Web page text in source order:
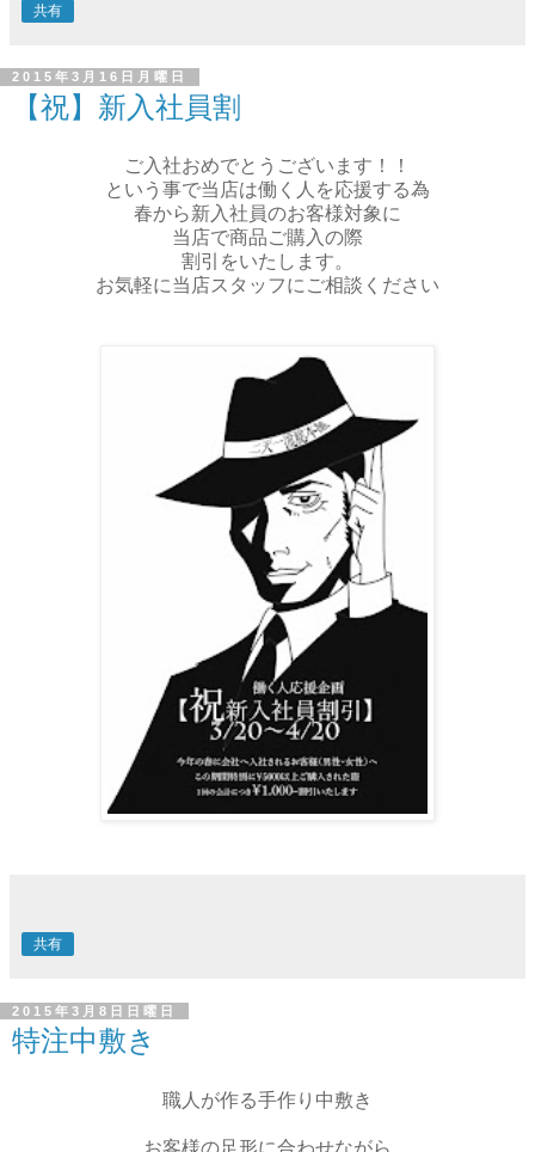
共有
2015年3月16日月曜日
【祝】新入社員割
ご入社おめでとうございます！！
という事で当店は働く人を応援する為
春から新入社員のお客様対象に
当店で商品ご購入の際
割引をいたします。
お気軽に当店スタッフにご相談ください
共有
2015年3月8日日曜日
特注中敷き
職人が作る手作り中敷き
お客様の足形に合わせながら